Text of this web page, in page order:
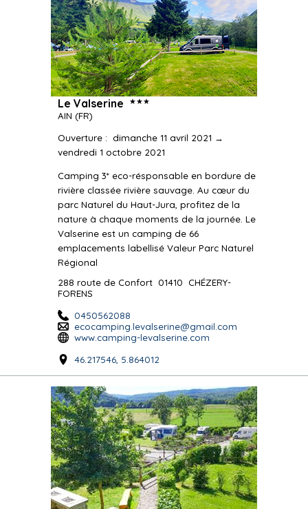
Le Valserine ★★★
AIN (FR)
Ouverture : dimanche 11 avril 2021 →
vendredi 1 octobre 2021
Camping 3* eco-résponsable en bordure de
rivière classée rivière sauvage. Au cœur du
parc Naturel du Haut-Jura, profitez de la
nature à chaque moments de la journée. Le
Valserine est un camping de 66
emplacements labellisé Valeur Parc Naturel
Régional
288 route de Confort 01410 CHÉZERY-
FORENS
0450562088
ecocamping.levalserine@gmail.com
www.camping-levalserine.com
46.217546, 5.864012